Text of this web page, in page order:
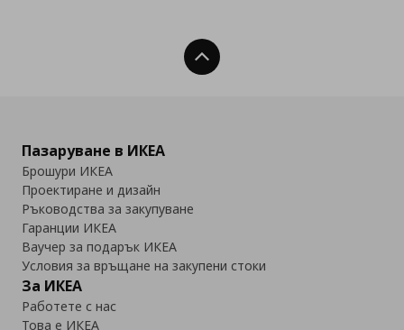
Нагоре
Пазаруване в ИКЕА
Брошури ИКЕА
Проектиране и дизайн
Ръководства за закупуване
Гаранции ИКЕА
Ваучер за подарък ИКЕА
Условия за връщане на закупени стоки
За ИКЕА
Работете с нас
Това е ИКЕА